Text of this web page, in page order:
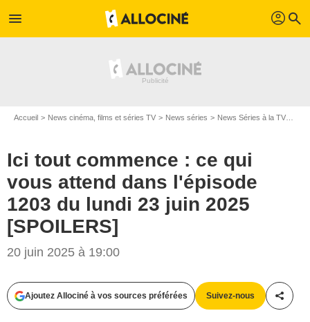
menu profil search
Accueil News cinéma, films et séries TV News séries News Séries à la TV
Ici tout commence : ce qui
vous attend dans l'épisode
1203 du lundi 23 juin 2025
[SPOILERS]
20 juin 2025 à 19:00
Ajoutez Allociné à vos sources préférées Suivez-nous